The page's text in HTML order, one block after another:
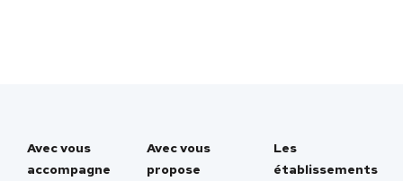
Avec vous
accompagne
Avec vous
propose
Les
établissements